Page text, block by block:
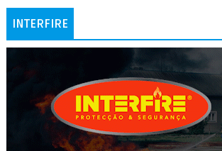
INTERFIRE